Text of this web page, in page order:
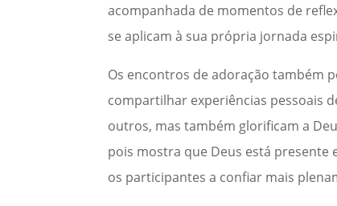
acompanhada de momentos de
se aplicam à sua própria jornada
Os encontros de adoração também
compartilhar experiências pessoais
outros, mas também glorificam a
pois mostra que Deus está presente
os participantes a confiar mais